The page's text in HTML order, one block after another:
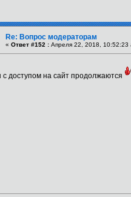
Re: Вопрос модераторам
« Ответ #152 : Апреля 22, 2018, 10:52:23
доступом на сайт продолжаются